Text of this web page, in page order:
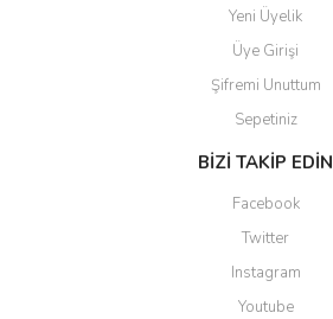
Yeni Üyelik
Üye Girişi
Şifremi Unuttum
Sepetiniz
BİZİ TAKİP EDİN
Facebook
Twitter
Instagram
Youtube